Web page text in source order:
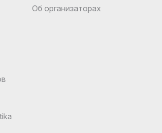
Об организаторах